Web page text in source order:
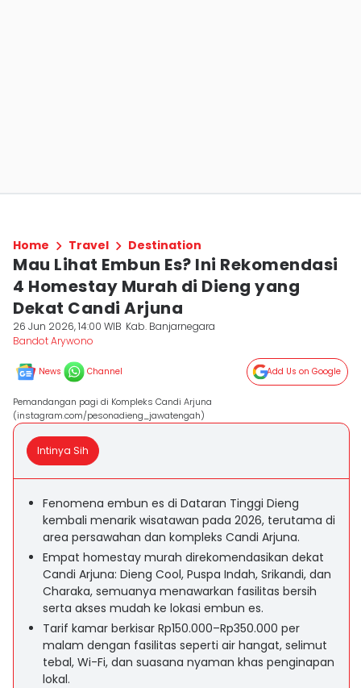
Home Travel Destination
Mau Lihat Embun Es? Ini Rekomendasi
4 Homestay Murah di Dieng yang
Dekat Candi Arjuna
26 Jun 2026, 14:00 WIB Kab. Banjarnegara
Bandot Arywono
News Channel Add Us on Google
Pemandangan pagi di Kompleks Candi Arjuna
(instagram.com/pesonadieng_jawatengah)
Intinya Sih
Fenomena embun es di Dataran Tinggi Dieng
kembali menarik wisatawan pada 2026, terutama di
area persawahan dan kompleks Candi Arjuna.
Empat homestay murah direkomendasikan dekat
Candi Arjuna: Dieng Cool, Puspa Indah, Srikandi, dan
Charaka, semuanya menawarkan fasilitas bersih
serta akses mudah ke lokasi embun es.
Tarif kamar berkisar Rp150.000–Rp350.000 per
malam dengan fasilitas seperti air hangat, selimut
tebal, Wi-Fi, dan suasana nyaman khas penginapan
lokal.